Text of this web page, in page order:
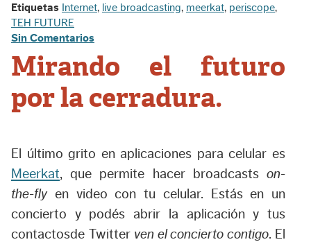
Etiquetas Internet, live broadcasting, meerkat, periscope,
TEH FUTURE
Sin Comentarios
Mirando el futuro
por la cerradura.
El último grito en aplicaciones para celular es
Meerkat, que permite hacer broadcasts on-
the-flyen video con tu celular. Estás en un
concierto y podés abrir la aplicación y tus
contactosde Twitter ven el concierto contigo. El